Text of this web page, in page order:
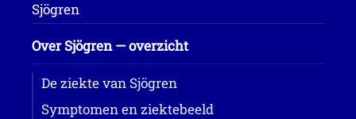
Sjögren
Over Sjögren — overzicht
De ziekte van Sjögren
Symptomen en ziektebeeld